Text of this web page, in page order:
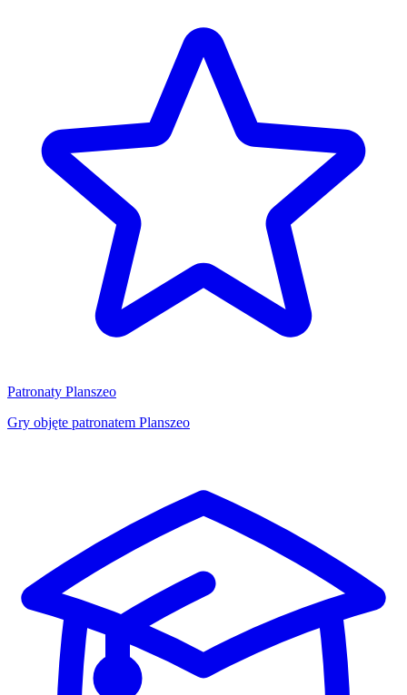
Patronaty Planszeo
Gry objęte patronatem Planszeo